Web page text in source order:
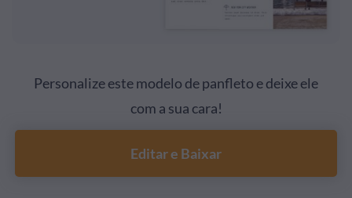
Personalize este modelo de panfleto e deixe ele
com a sua cara!
Editar e Baixar